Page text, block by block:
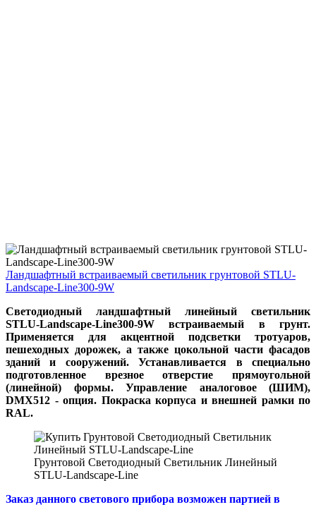
Ландшафтный встраиваемый светильник грунтовой STLU-
Landscape-Line300-9W
Светодиодный ландшафтный линейный светильник
STLU-Landscape-Line300-9W встраиваемый в грунт.
Применяется для акцентной подсветки тротуаров,
пешеходных дорожек, а также цокольной части фасадов
зданий и сооружений. Устанавливается в специально
подготовленное врезное отверстие прямоугольной
(линейной) формы. Управление аналоговое (ШИМ),
DMX512 - опция. Покраска корпуса и внешней рамки по
RAL.
Грунтовой Светодиодный Светильник Линейный
STLU-Landscape-Line
Заказ данного светового прибора возможен партией в